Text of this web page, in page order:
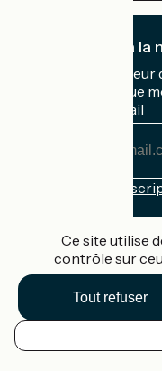
FR
Je m'abonne à
Recevez le
boîte mail chaque
Mon adresse mail
Conditions
Accueil Vélo Pro
Contact
Mentions légales
Ce site utilise
contrôle sur
Tout refuser